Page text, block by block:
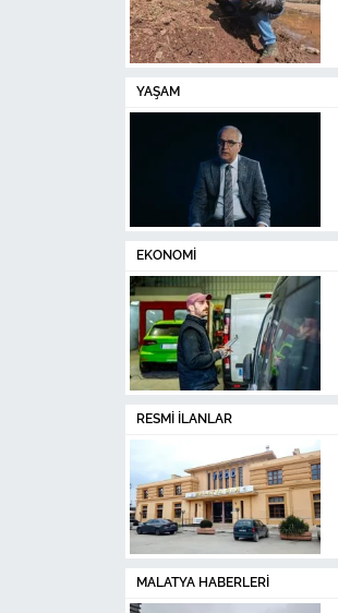
YAŞAM
EKONOMI
RESMI İLANLAR
MALATYA HABERLERI